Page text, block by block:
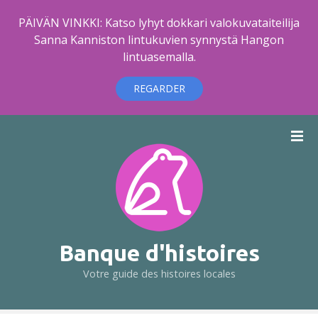
PÄIVÄN VINKKI: Katso lyhyt dokkari valokuvataiteilija
Sanna Kanniston lintukuvien synnystä Hangon
lintuasemalla.
REGARDER
e
Banque d'histoires
Votre guide des histoires locales